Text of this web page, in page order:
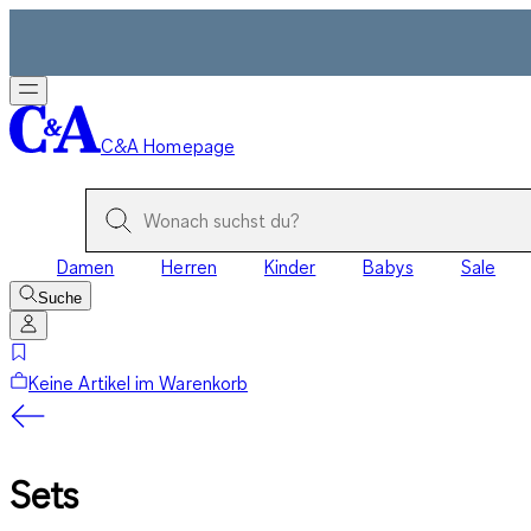
C&A Homepage
Damen Herren Kinder Babys Sale
Suche
Keine Artikel im Warenkorb
Sets